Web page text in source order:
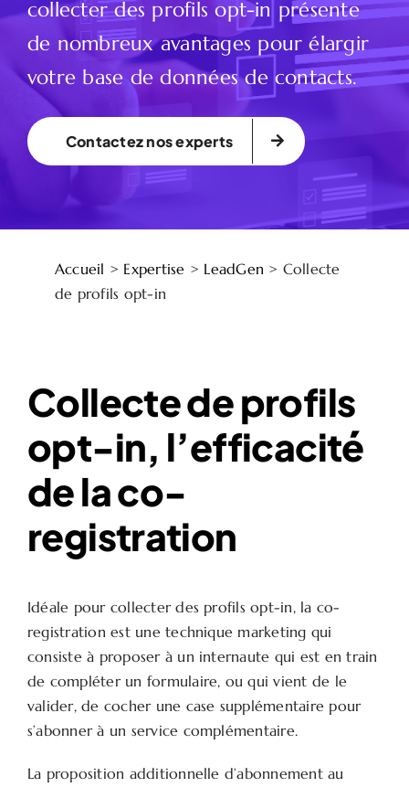
collecter des profils opt-in présente
de nombreux avantages pour élargir
votre base de données de contacts.
Contactez nos experts
Accueil > Expertise > LeadGen > Collecte
de profils opt-in
Collecte de profils
opt-in, l’efficacité
de la co-
registration
Idéale pour collecter des profils opt-in, la co-
registration est une technique marketing qui
consiste à proposer à un internaute qui est en train
de compléter un formulaire, ou qui vient de le
valider, de cocher une case supplémentaire pour
s’abonner à un service complémentaire.
La proposition additionnelle d’abonnement au